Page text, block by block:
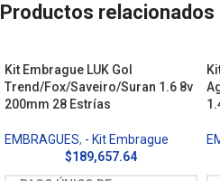
Productos relacionados
Kit Embrague LUK Gol
Trend/Fox/Saveiro/Suran 1.6 8v
200mm 28 Estrías
EMBRAGUES, - Kit Embrague
$189,657.64